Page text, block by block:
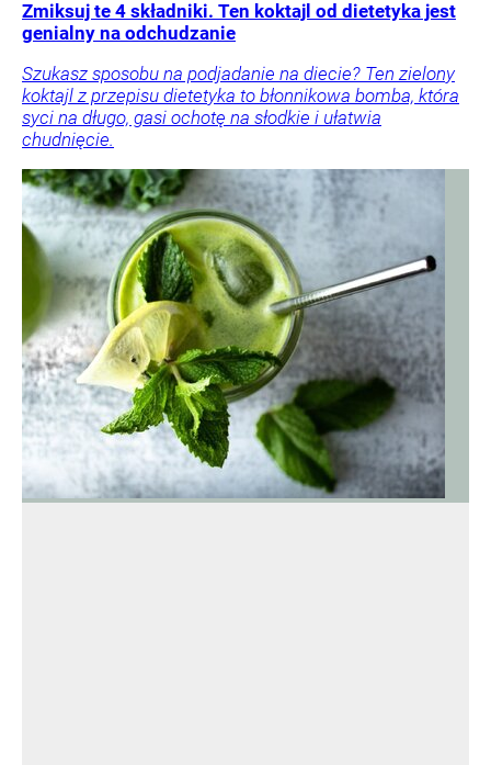
Zmiksuj te 4 składniki. Ten koktajl od dietetyka jest
genialny na odchudzanie
Szukasz sposobu na podjadanie na diecie? Ten zielony
koktajl z przepisu dietetyka to błonnikowa bomba, która
syci na długo, gasi ochotę na słodkie i ułatwia
chudnięcie.